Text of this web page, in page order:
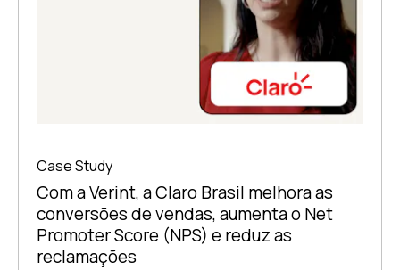
Case Study
Com a Verint, a Claro Brasil melhora as
conversões de vendas, aumenta o Net
Promoter Score (NPS) e reduz as
reclamações